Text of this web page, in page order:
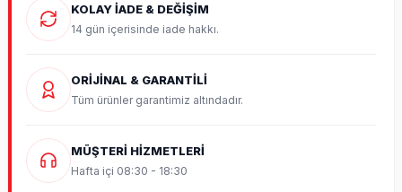
KOLAY İADE & DEĞİŞİM
14 gün içerisinde iade hakkı.
ORİJİNAL & GARANTİLİ
Tüm ürünler garantimiz altındadır.
MÜŞTERİ HİZMETLERİ
Hafta içi 08:30 - 18:30